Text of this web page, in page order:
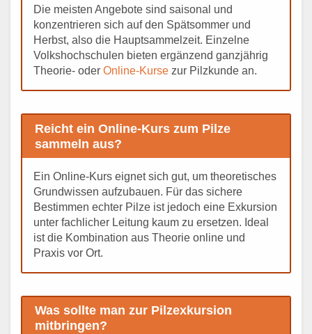
Die meisten Angebote sind saisonal und
konzentrieren sich auf den Spätsommer und
Herbst, also die Hauptsammelzeit. Einzelne
Volkshochschulen bieten ergänzend ganzjährig
Theorie- oder Online-Kurse zur Pilzkunde an.
Reicht ein Online-Kurs zum Pilze
sammeln aus?
Ein Online-Kurs eignet sich gut, um theoretisches
Grundwissen aufzubauen. Für das sichere
Bestimmen echter Pilze ist jedoch eine Exkursion
unter fachlicher Leitung kaum zu ersetzen. Ideal
ist die Kombination aus Theorie online und
Praxis vor Ort.
Was sollte man zur Pilzexkursion
mitbringen?